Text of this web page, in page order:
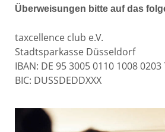
Überweisungen bitte auf das
taxcellence club e.V.
Stadtsparkasse Düsseldorf
IBAN: DE 95 3005 0110 1008 0203
BIC: DUSSDEDDXXX